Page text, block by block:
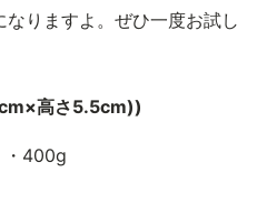
りますよ。ぜひ一度お試し
高さ5.5cm))
・400g